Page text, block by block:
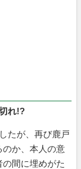
れ!?
たが、再び鹿戸
のか、本人の意
間に埋めがた